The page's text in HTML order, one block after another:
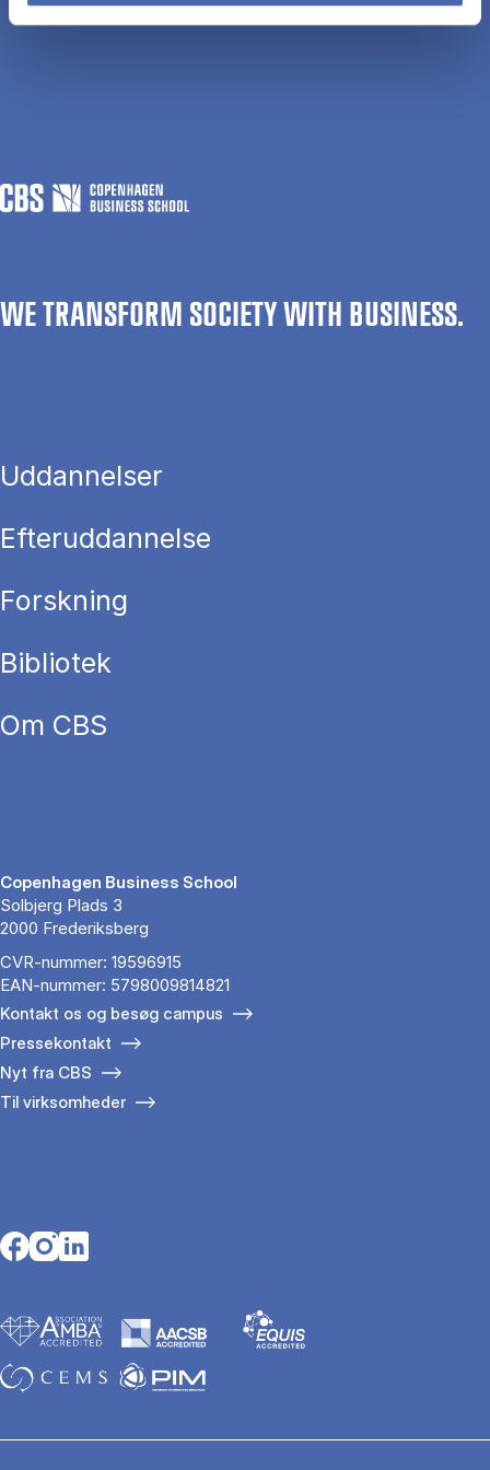
WE TRANSFORM SOCIETY WITH BUSINESS.
Uddannelser
Efteruddannelse
Forskning
Bibliotek
Om CBS
Copenhagen Business School
Solbjerg Plads 3
2000 Frederiksberg
CVR-nummer: 19596915
EAN-nummer: 5798009814821
Kontakt os og besøg campus
Pressekontakt
Nyt fra CBS
Til virksomheder
Opens in a new tab
Opens in a new tab
Opens in a new tab